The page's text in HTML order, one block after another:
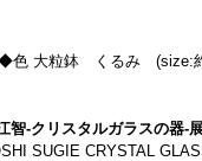
色 大粒鉢　くるみ　(size:
智-クリスタルガラスの器-展
SUGIE CRYSTAL